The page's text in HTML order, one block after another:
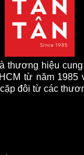
thương hiệu
từ năm 1985
đôi từ các